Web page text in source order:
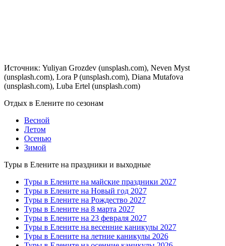
Источник: Yuliyan Grozdev (unsplash.com), Neven Myst
(unsplash.com), Lora P (unsplash.com), Diana Mutafova
(unsplash.com), Luba Ertel (unsplash.com)
Отдых в Елените по сезонам
Весной
Летом
Осенью
Зимой
Туры в Елените на праздники и выходные
Туры в Елените на майские праздники 2027
Туры в Елените на Новый год 2027
Туры в Елените на Рождество 2027
Туры в Елените на 8 марта 2027
Туры в Елените на 23 февраля 2027
Туры в Елените на весенние каникулы 2027
Туры в Елените на летние каникулы 2026